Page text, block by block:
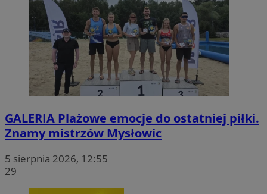
GALERIA Plażowe emocje do ostatniej piłki.
Znamy mistrzów Mysłowic
5 sierpnia 2026, 12:55
29